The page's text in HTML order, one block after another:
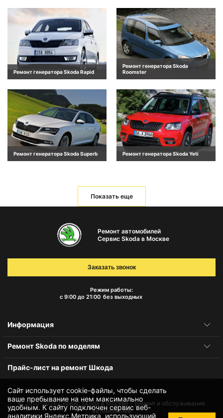
Ремонт генератора Skoda Rapid
Ремонт генератора Skoda
Roomster
Ремонт генератора Skoda Superb Ремонт генератора Skoda Yeti
Показать еще
Сайт использует cookie-файлы, чтобы сделать
ваше пребывание на нем максимально
удобным. К cайту подключен сервис веб-
аналитики Яндекс.Метрика, использующий
Ремонт автомобилей
Сервис Skoda в Москве
Режим работы:
с 9:00 до 21:00 без выходных
Заказать звонок
Информация
Ремонт Skoda по моделям
Прайс-лист на ремонт Шкода
© 2010-2026Сервис Skoda в Москве – ремонт и обслуживание
автомобилей